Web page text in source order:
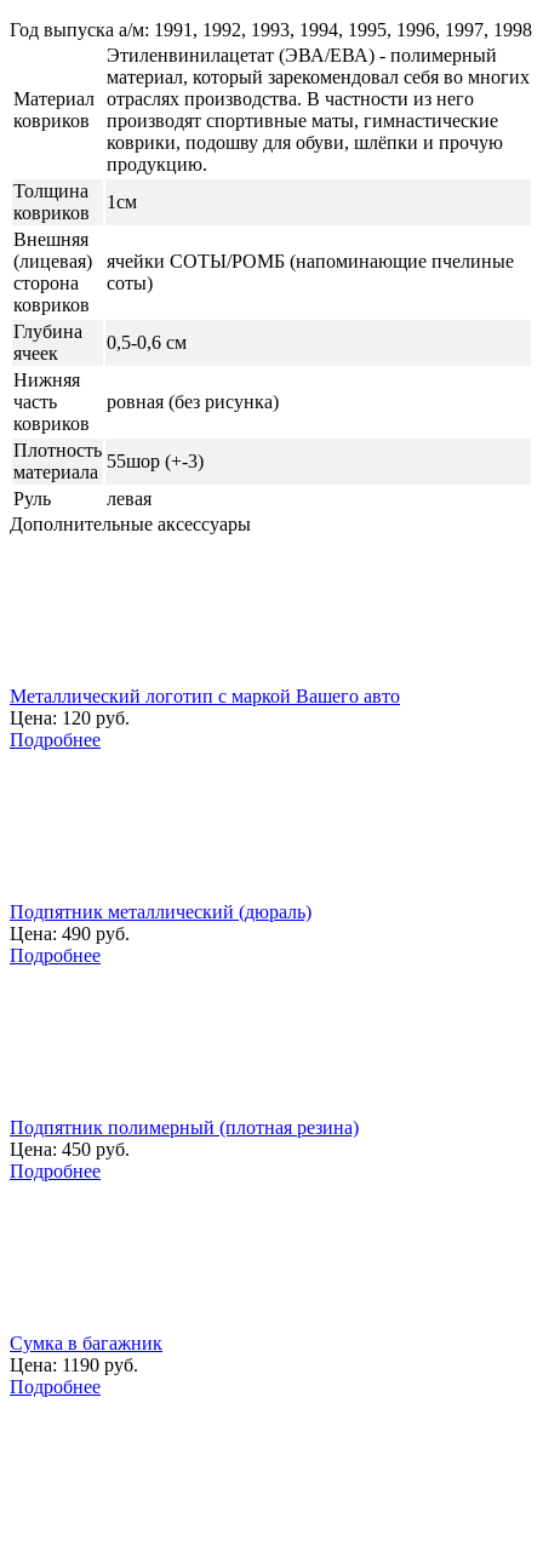
Год выпуска а/м: 1991, 1992, 1993, 1994, 1995, 1996, 1997, 1998
Материал
ковриков
Этиленвинилацетат (ЭВА/ЕВА) - полимерный
материал, который зарекомендовал себя во многих
отраслях производства. В частности из него
производят спортивные маты, гимнастические
коврики, подошву для обуви, шлёпки и прочую
продукцию.
Толщина
ковриков
1см
Внешняя
(лицевая)
сторона
ковриков
ячейки СОТЫ/РОМБ (напоминающие пчелиные
соты)
Глубина
ячеек
0,5-0,6 см
Нижняя
часть
ковриков
ровная (без рисунка)
Плотность
материала
55шор (+-3)
Руль
левая
Дополнительные аксессуары
Металлический логотип с маркой Вашего авто
Цена: 120 руб.
Подробнее
Подпятник металлический (дюраль)
Цена: 490 руб.
Подробнее
Подпятник полимерный (плотная резина)
Цена: 450 руб.
Подробнее
Сумка в багажник
Цена: 1190 руб.
Подробнее